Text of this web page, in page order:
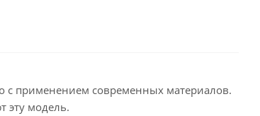
с применением современных материалов.
эту модель.